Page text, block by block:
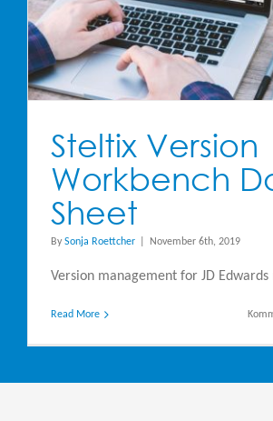
Steltix Version
Workbench
Sheet
By Sonja Roettcher November 6th, 2019
Version management for JD Edwards
Read More